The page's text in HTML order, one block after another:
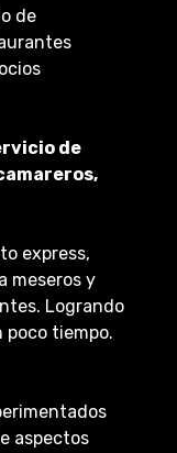
de
de
express,
meseros y
Logrando
poco tiempo.
aspectos